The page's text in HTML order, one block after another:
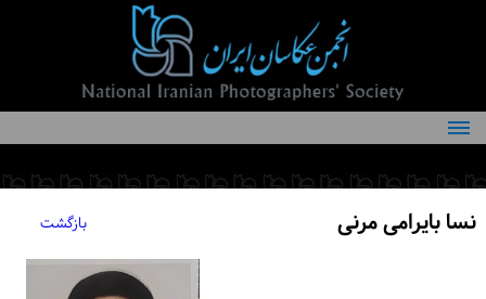
درباره انجمن
کمیته‌های انجمن
نسا بایرامی مرنی بازگشت